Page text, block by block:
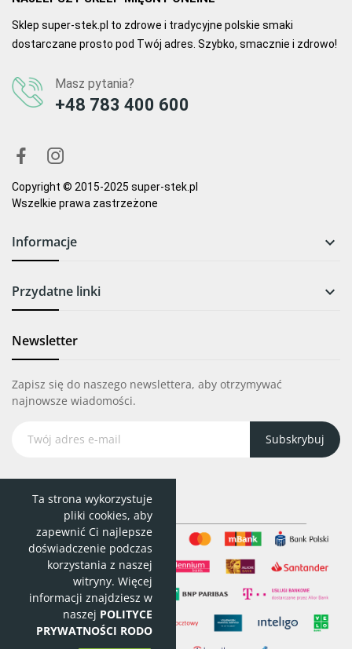
Sklep super-stek.pl to zdrowe i tradycyjne polskie smaki
dostarczane prosto pod Twój adres. Szybko, smacznie i zdrowo!
Masz pytania?
+48 783 400 600
Copyright © 2015-2025 super-stek.pl
Wszelkie prawa zastrzeżone
Informacje 
Przydatne linki 
Newsletter
Zapisz się do naszego newslettera, aby otrzymywać
najnowsze wiadomości.
Subskrybuj
Ta strona wykorzystuje
pliki cookies, aby
zapewnić Ci najlepsze
doświadczenie podczas
korzystania z naszej
witryny. Więcej
informacji znajdziesz w
naszej POLITYCE
PRYWATNOŚCI RODO